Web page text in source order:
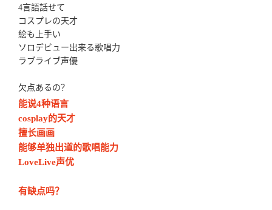
4言語話せて
コスプレの天才
絵も上手い
ソロデビュー出来る歌唱力
ラブライブ声優
欠点あるの？
能说4种语言
cosplay的天才
擅长画画
能够单独出道的歌唱能力
LoveLive声优
有缺点吗？